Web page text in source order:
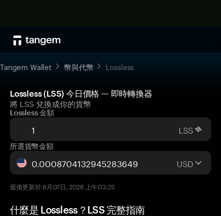
Tangem Wallet 幣與代幣 Lossless
Lossless (LSS) 今日價格 — 即時轉換器
將 LSS 兌換成你的貨幣
Lossless 金額
LSS
所選貨幣金額
USD
最後更新於 8月07日, 2026 上午03:25
什麼是 Lossless？LSS 完整指南